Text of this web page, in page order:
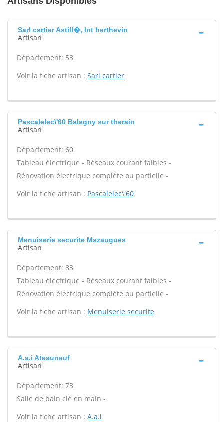
Sarl cartier Astill�, Int berthevin
Artisan
Département: 53
Voir la fiche artisan : Sarl cartier
Pascalelec\'60 Balagny sur therain
Artisan
Département: 60
Tableau électrique - Réseaux courant faibles -
Rénovation électrique complète ou partielle -
Voir la fiche artisan : Pascalelec\'60
Menuiserie securite Mazaugues
Artisan
Département: 83
Tableau électrique - Réseaux courant faibles -
Rénovation électrique complète ou partielle -
Voir la fiche artisan : Menuiserie securite
A.a.i Ateauneuf
Artisan
Département: 73
Salle de bain clé en main -
Voir la fiche artisan : A.a.i